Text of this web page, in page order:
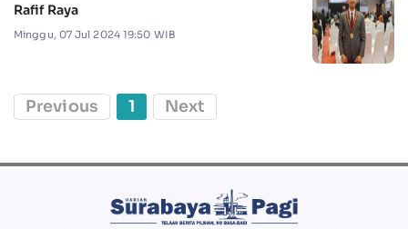
Rafif Raya
Minggu, 07 Jul 2024 19:50 WIB
Previous 1 Next